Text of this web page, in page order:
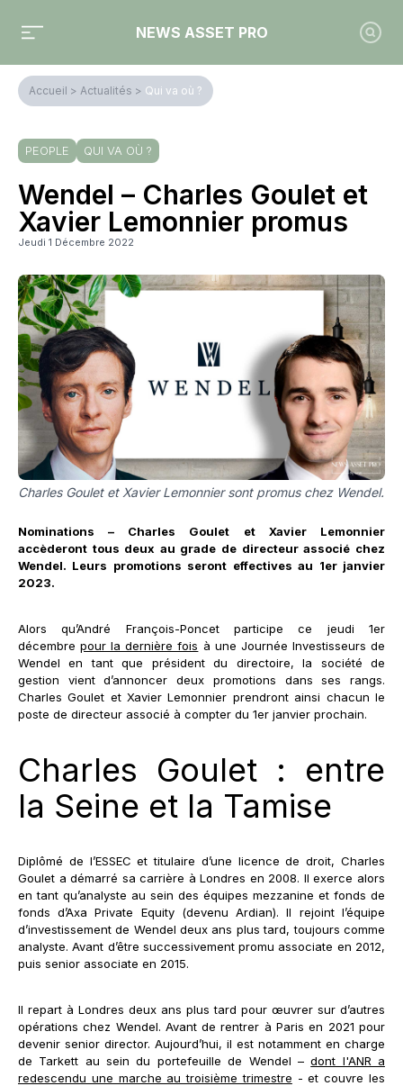
NEWS ASSET PRO
Accueil > Actualités > Qui va où ?
PEOPLE QUI VA OÙ ?
Wendel – Charles Goulet et
Xavier Lemonnier promus
Jeudi 1 Décembre 2022
Charles Goulet et Xavier Lemonnier sont promus chez Wendel.
Nominations – Charles Goulet et Xavier Lemonnier
accèderont tous deux au grade de directeur associé chez
Wendel. Leurs promotions seront effectives au 1er janvier
2023.
Alors qu’André François-Poncet participe ce jeudi 1er
décembrepour la dernière fois à une Journée Investisseurs de
Wendel en tant que président du directoire, la société de
gestion vient d’annoncer deux promotions dans ses rangs.
Charles Goulet et Xavier Lemonnier prendront ainsi chacun le
poste de directeur associé à compter du 1er janvier prochain.
Charles Goulet : entre
la Seine et la Tamise
Diplômé de l’ESSEC et titulaire d’une licence de droit, Charles
Goulet a démarré sa carrière à Londres en 2008. Il exerce alors
en tant qu’analyste au sein des équipes mezzanine et fonds de
fonds d’Axa Private Equity (devenu Ardian). Il rejoint l’équipe
d’investissement de Wendel deux ans plus tard, toujours comme
analyste. Avant d’être successivement promu associate en 2012,
puis senior associate en 2015.
Il repart à Londres deux ans plus tard pour œuvrer sur d’autres
opérations chez Wendel. Avant de rentrer à Paris en 2021 pour
devenir senior director. Aujourd’hui, il est notamment en charge
de Tarkett au sein du portefeuille de Wendel –dont l'ANR a
redescendu une marche au troisième trimestre - et couvre les